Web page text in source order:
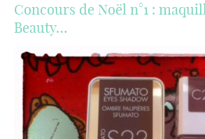
Concours de Noël n°1 :
Beauty…